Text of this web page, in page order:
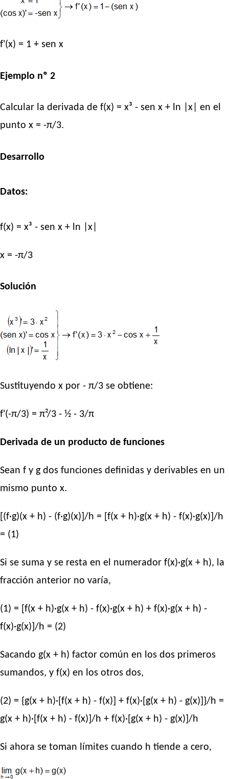
f'(x) = 1 + sen x
Ejemplo nº 2
Calcular la derivada de f(x) = x³ - sen x + ln |x| en el
punto x = -π/3.
Desarrollo
Datos:
f(x) = x³ - sen x + ln |x|
x = -π/3
Solución
Sustituyendo x por - π/3 se obtiene:
f'(-π/3) = π²/3 - ½ - 3/π
Derivada de un producto de funciones
Sean f y g dos funciones definidas y derivables en un
mismo punto x.
[(f·g)(x + h) - (f·g)(x)]/h = [f(x + h)·g(x + h) - f(x)·g(x)]/h
= (1)
Si se suma y se resta en el numerador f(x)·g(x + h), la
fracción anterior no varía,
(1) = [f(x + h)·g(x + h) - f(x)·g(x + h) + f(x)·g(x + h) -
f(x)·g(x)]/h = (2)
Sacando g(x + h) factor común en los dos primeros
sumandos, y f(x) en los otros dos,
(2) = {g(x + h)·[f(x + h) - f(x)] + f(x)·[g(x + h) - g(x)]}/h =
g(x + h)·[f(x + h) - f(x)]/h + f(x)·[g(x + h) - g(x)]/h
Si ahora se toman límites cuando h tiende a cero,